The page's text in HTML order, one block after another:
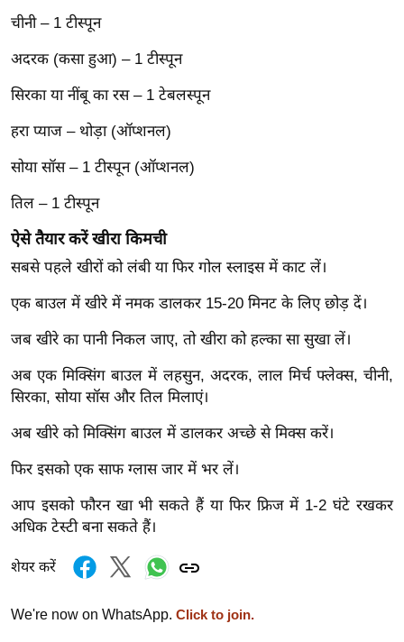
ख्सि
य
त
यं
इं
डि
सा
हि
त्य
ज
ग
टो
व
ज
ब्री
फ
नो
ज
चीनी – 1 टीस्पून
अदरक (कसा हुआ) – 1 टीस्पून
सिरका या नींबू का रस – 1 टेबलस्पून
हरा प्याज – थोड़ा (ऑप्शनल)
सोया सॉस – 1 टीस्पून (ऑप्शनल)
तिल – 1 टीस्पून
ऐसे तैयार करें खीरा किमची
सबसे पहले खीरों को लंबी या फिर गोल स्लाइस में काट लें।
एक बाउल में खीरे में नमक डालकर 15-20 मिनट के लिए छोड़ दें।
जब खीरे का पानी निकल जाए, तो खीरा को हल्का सा सुखा लें।
अब एक मिक्सिंग बाउल में लहसुन, अदरक, लाल मिर्च फ्लेक्स, चीनी,
सिरका, सोया सॉस और तिल मिलाएं।
अब खीरे को मिक्सिंग बाउल में डालकर अच्छे से मिक्स करें।
फिर इसको एक साफ ग्लास जार में भर लें।
आप इसको फौरन खा भी सकते हैं या फिर फ्रिज में 1-2 घंटे रखकर
अधिक टेस्टी बना सकते हैं।
शेयर करें
We're now on WhatsApp. Click to join.